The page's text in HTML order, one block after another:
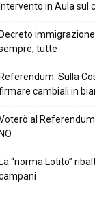
in Aula sul
tutte
Sulla
cambiali in
al
“norma Lotito”